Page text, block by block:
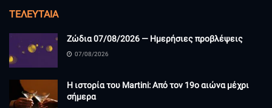
ΤΕΛΕΥΤΑΊΑ
Ζώδια 07/08/2026 — Ημερήσιες προβλέψεις
07/08/2026
Η ιστορία του Martini: Από τον 19ο αιώνα μέχρι
σήμερα